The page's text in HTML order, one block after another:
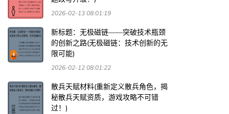
2026-02-13 08:01:19
新标题：无极磁链——突破技术瓶颈
的创新之路(无极磁链：技术创新的无
限可能)
2026-02-12 08:01:22
散兵天赋材料(重新定义散兵角色，揭
秘散兵天赋资质，游戏攻略不可错
过！)